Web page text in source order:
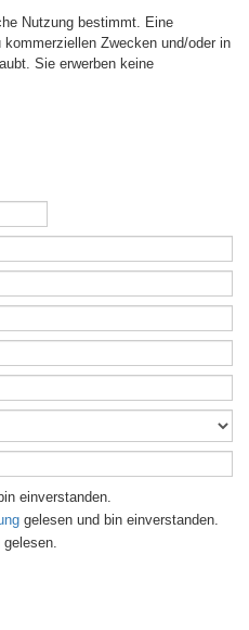
Nutzung bestimmt. Eine
Zwecken und/oder in
Sie erwerben keine
einverstanden.
gelesen und bin einverstanden.
gelesen.